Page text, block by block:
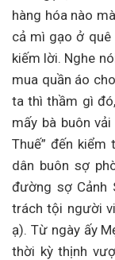
hàng hóa nào
cả mì gạo ở quê
kiếm lời. Nghe
mua quần áo
ta thì thầm gì
mấy bà buôn
Thuế” đến kiểm
dân buôn sợ
đường sợ Cảnh
trách tội người
ạ). Từ ngày ấy
thời kỳ thịnh